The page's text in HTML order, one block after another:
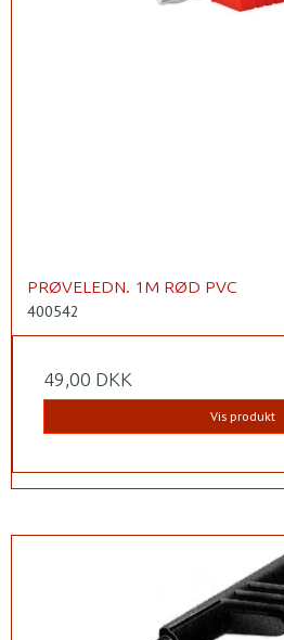
PRØVELEDN. 1M RØD PVC
400542
49,00 DKK
Vis produkt